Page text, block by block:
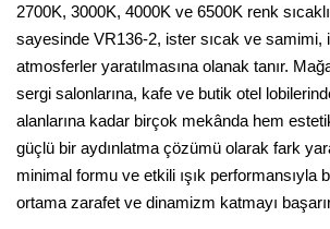
2700K, 3000K, 4000K ve 6500K renk
sayesinde VR136-2, ister sıcak ve samimi,
atmosferler yaratılmasına olanak tanır.
sergi salonlarına, kafe ve butik otel
alanlarına kadar birçok mekânda hem
güçlü bir aydınlatma çözümü olarak fark
minimal formu ve etkili ışık performansıyla
ortama zarafet ve dinamizm katmayı